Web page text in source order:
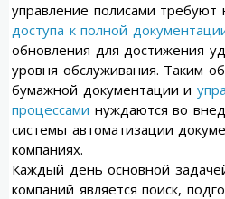
управление полисами требуют
доступа к полной
обновления для достижения
уровня обслуживания. Таким
бумажной документации и
процессами нуждаются во
системы автоматизации
компаниях.
Каждый день основной
компаний является поиск,